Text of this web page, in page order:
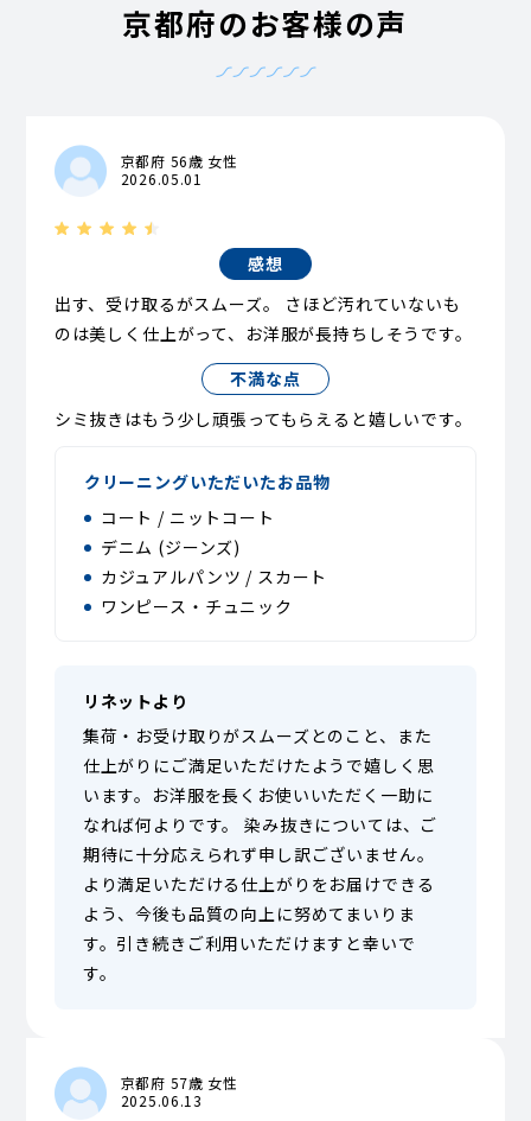
京都府のお客様の声
京都府 56歳 女性
2026.05.01
感想
出す、受け取るがスムーズ。 さほど汚れていないも
のは美しく仕上がって、お洋服が長持ちしそうです。
不満な点
シミ抜きはもう少し頑張ってもらえると嬉しいです。
クリーニングいただいたお品物
コート / ニットコート
デニム (ジーンズ)
カジュアルパンツ / スカート
ワンピース・チュニック
リネットより
集荷・お受け取りがスムーズとのこと、また
仕上がりにご満足いただけたようで嬉しく思
います。お洋服を長くお使いいただく一助に
なれば何よりです。 染み抜きについては、ご
期待に十分応えられず申し訳ございません。
より満足いただける仕上がりをお届けできる
よう、今後も品質の向上に努めてまいりま
す。引き続きご利用いただけますと幸いで
す。
京都府 57歳 女性
2025.06.13